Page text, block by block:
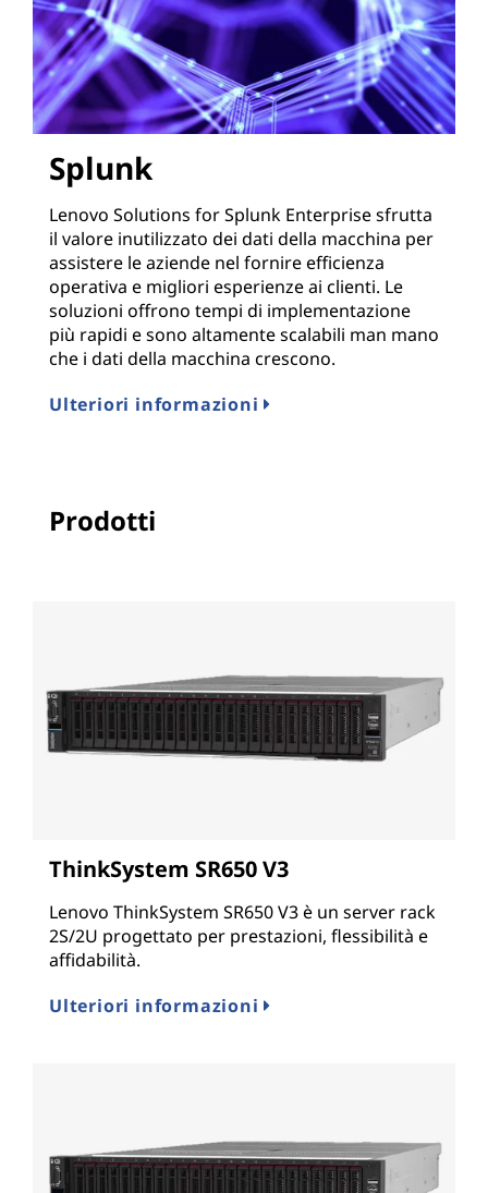
Splunk
Lenovo Solutions for Splunk Enterprise sfrutta
il valore inutilizzato dei dati della macchina per
assistere le aziende nel fornire efficienza
operativa e migliori esperienze ai clienti. Le
soluzioni offrono tempi di implementazione
più rapidi e sono altamente scalabili man mano
che i dati della macchina crescono.
Ulteriori informazioni
Prodotti
ThinkSystem SR650 V3
Lenovo ThinkSystem SR650 V3 è un server rack
2S/2U progettato per prestazioni, flessibilità e
affidabilità.
Ulteriori informazioni